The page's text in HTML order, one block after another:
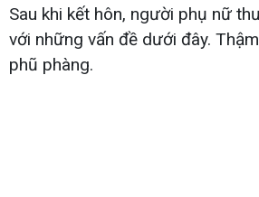
Sau khi kết hôn, người phụ nữ
với những vấn đề dưới đây.
phũ phàng.